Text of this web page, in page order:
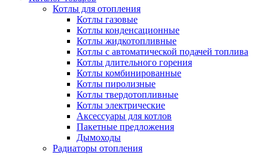
Котлы для отопления
Котлы газовые
Котлы конденсационные
Котлы жидкотопливные
Котлы с автоматической подачей топлива
Котлы длительного горения
Котлы комбинированные
Котлы пиролизные
Котлы твердотопливные
Котлы электрические
Аксессуары для котлов
Пакетные предложения
Дымоходы
Радиаторы отопления